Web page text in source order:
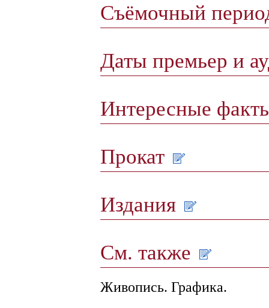
Съёмочный
Даты премьер и
Интересные
Прокат
Издания
См. также
Живопись. Графика.